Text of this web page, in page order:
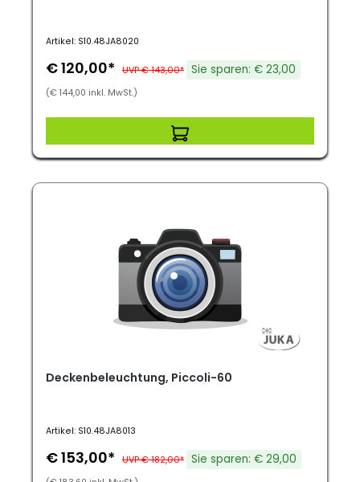
Artikel: S10.48JA8020
€ 120,00* UVP € 143,00* Sie sparen: € 23,00
(€ 144,00 inkl. MwSt.)
Deckenbeleuchtung, Piccoli-60
Artikel: S10.48JA8013
€ 153,00* UVP € 182,00* Sie sparen: € 29,00